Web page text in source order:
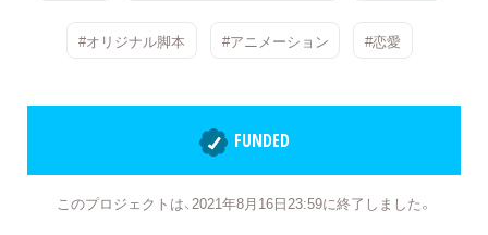
#オリジナル脚本 #アニメーション #恋愛
FUNDED
このプロジェクトは、2021年8月16日23:59に終了しました。